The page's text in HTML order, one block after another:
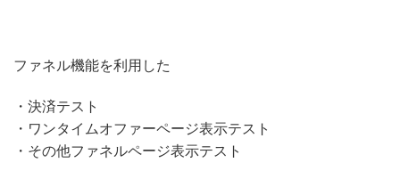
ファネル機能を利用した
・決済テスト
・ワンタイムオファーページ表示テスト
・その他ファネルページ表示テスト